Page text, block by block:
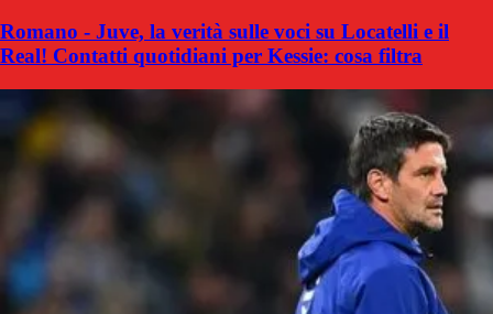
Romano - Juve, la verità sulle voci su Locatelli e il
Real! Contatti quotidiani per Kessie: cosa filtra